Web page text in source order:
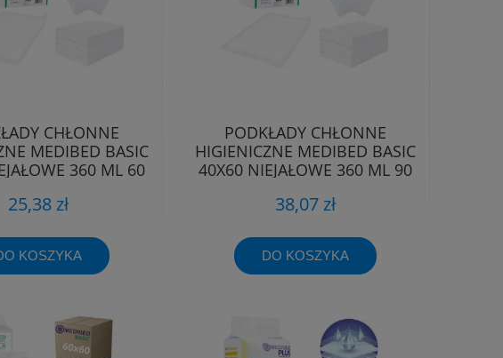
CHŁONNE
MEDIBED BASIC
360 ML 60
25,38 zł
KOSZYKA
PODKŁADY CHŁONNE
HIGIENICZNE MEDIBED BASIC
40X60 NIEJAŁOWE 360 ML 90
38,07 zł
DO KOSZYKA